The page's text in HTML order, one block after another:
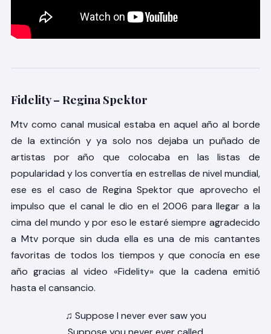
Fidelity – Regina Spektor
Mtv como canal musical estaba en aquel año al borde
de la extinción y ya solo nos dejaba un puñado de
artistas por año que colocaba en las listas de
popularidad y los convertía en estrellas de nivel mundial,
ese es el caso de Regina Spektor que aprovecho el
impulso que el canal le dio en el 2006 para llegar a la
cima del mundo y por eso le estaré siempre agradecido
a Mtv porque sin duda ella es una de mis cantantes
favoritas de todos los tiempos y que conocía en ese
año gracias al video «Fidelity» que la cadena emitió
hasta el cansancio.
♫ Suppose I never ever saw you